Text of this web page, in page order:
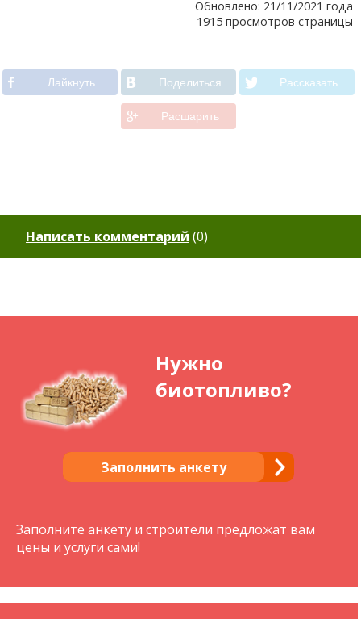
Обновлено: 21/11/2021 года
1915 просмотров страницы
Лайкнуть Поделиться Рассказать
Расшарить
Написать комментарий (0)
Нужно
биотопливо?
Заполнить анкету
Заполните анкету и строители предложат вам
цены и услуги сами!